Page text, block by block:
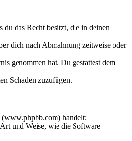
du das Recht besitzt, die in deinen
dich nach Abmahnung zeitweise oder
genommen hat. Du gestattest dem
Schaden zuzufügen.
handelt;
und Weise, wie die Software